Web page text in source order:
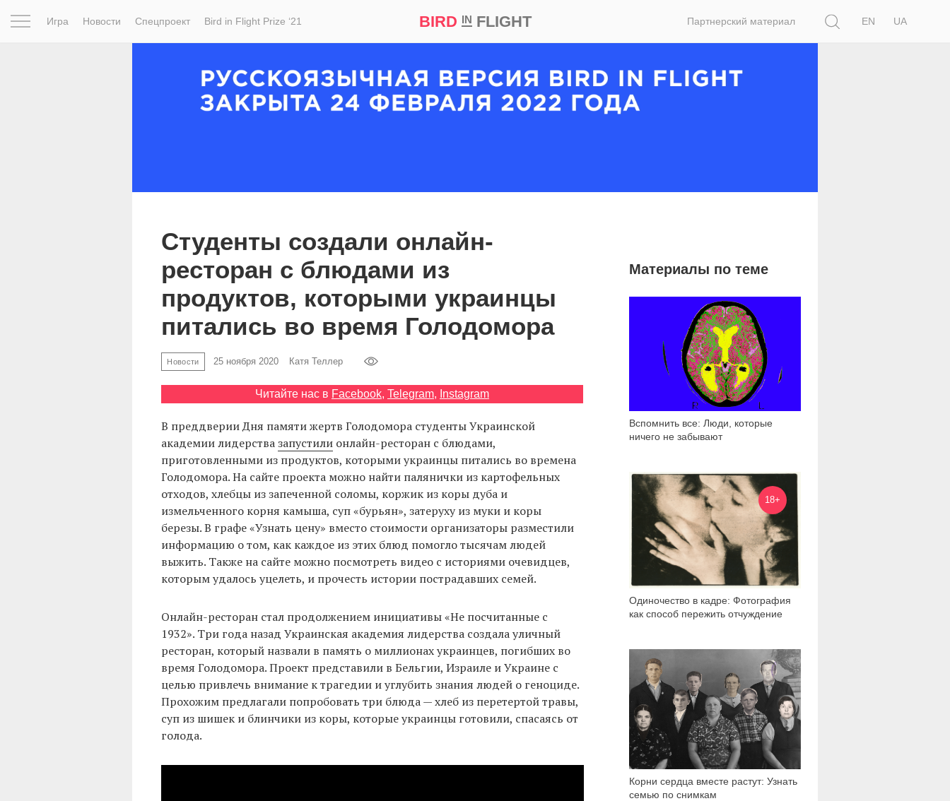
Игра Новости Спецпроект Bird in Flight Prize ‘21 BIRD INFLIGHT Партнерский материал
EN
UA
Студенты создали онлайн-
ресторан с блюдами из
продуктов, которыми украинцы
питались во время Голодомора
Новости 25 ноября 2020 Катя Теллер
Читайте нас в Facebook, Telegram, Instagram
В преддверии Дня памяти жертв Голодомора студенты Украинской
академии лидерствазапустилионлайн-ресторан с блюдами,
приготовленными из продуктов, которыми украинцы питались во времена
Голодомора. На сайте проекта можно найти палянички из картофельных
отходов, хлебцы из запеченной соломы, коржик из коры дуба и
измельченного корня камыша, суп «бурьян», затеруху из муки и коры
березы. В графе «Узнать цену» вместо стоимости организаторы разместили
информацию о том, как каждое из этих блюд помогло тысячам людей
выжить. Также на сайте можно посмотреть видео с историями очевидцев,
которым удалось уцелеть, и прочесть истории пострадавших семей.
Онлайн-ресторан стал продолжением инициативы «Не посчитанные с
1932». Три года назад Украинская академия лидерства создала уличный
ресторан, который назвали в память о миллионах украинцев, погибших во
время Голодомора. Проект представили в Бельгии, Израиле и Украине с
целью привлечь внимание к трагедии и углубить знания людей о геноциде.
Прохожим предлагали попробовать три блюда — хлеб из перетертой травы,
суп из шишек и блинчики из коры, которые украинцы готовили, спасаясь от
голода.
Материалы по теме
Вспомнить все: Люди, которые
ничего не забывают
18+
Одиночество в кадре: Фотография
как способ пережить отчуждение
4 442
Корни сердца вместе растут: Узнать
семью по снимкам
4 518